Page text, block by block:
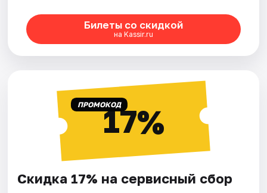
Билеты со скидкой
на Kassir.ru
ПРОМОКОД17%
Скидка 17% на сервисный сбор